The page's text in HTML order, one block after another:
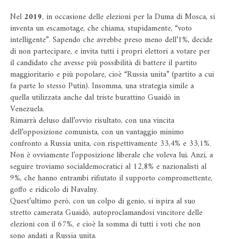
Nel 2019, in occasione delle elezioni per la Duma di Mosca, si
inventa un escamotage, che chiama, stupidamente, “voto
intelligente”. Sapendo che avrebbe preso meno dell’1%, decide
di non partecipare, e invita tutti i propri elettori a votare per
il candidato che avesse più possibilità di battere il partito
maggioritario e più popolare, cioè “Russia unita” (partito a cui
fa parte lo stesso Putin). Insomma, una strategia simile a
quella utilizzata anche dal triste burattino Guaidò in
Venezuela.
Rimarrà deluso dall’ovvio risultato, con una vincita
dell’opposizione comunista, con un vantaggio minimo
confronto a Russia unita, con rispettivamente 33,4% e 33,1%.
Non è ovviamente l’opposizione liberale che voleva lui. Anzi, a
seguire troviamo socialdemocratici al 12,8% e nazionalisti al
9%, che hanno entrambi rifiutato il supporto compromettente,
goffo e ridicolo di Navalny.
Quest’ultimo però, con un colpo di genio, si ispira al suo
stretto camerata Guaidò, autoproclamandosi vincitore delle
elezioni con il 67%, e cioè la somma di tutti i voti che non
sono andati a Russia unita.